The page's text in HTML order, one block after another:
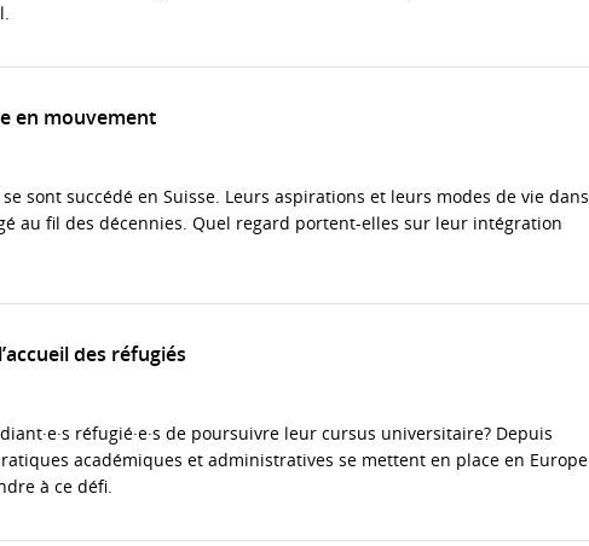
en mouvement
sont succédé en Suisse. Leurs aspirations et leurs modes de vie dans
au fil des décennies. Quel regard portent-elles sur leur intégration
des réfugiés
réfugié·e·s de poursuivre leur cursus universitaire? Depuis
académiques et administratives se mettent en place en Europe
à ce défi.